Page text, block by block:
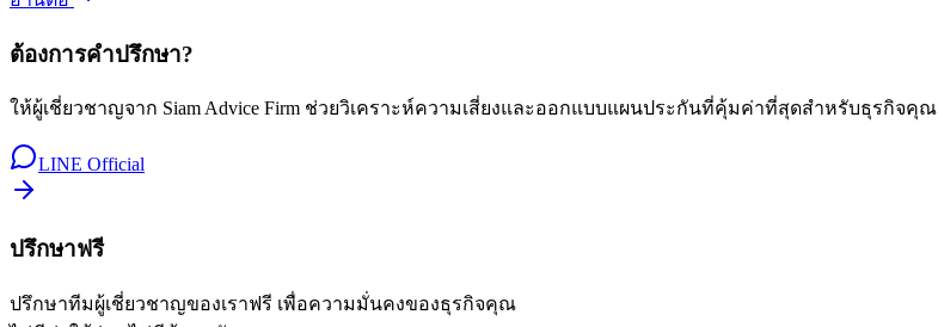
ต้องการคำปรึกษา?
ให้ผู้เชี่ยวชาญจาก Siam Advice Firm ช่วยวิเคราะห์ความเสี่ยงและออกแบบแผนประกันที่คุ้มค่าที่สุดสำหรับธุรกิจคุณ
LINE Official
ปรึกษาฟรี
ปรึกษาทีมผู้เชี่ยวชาญของเราฟรี เพื่อความมั่นคงของธุรกิจคุณ